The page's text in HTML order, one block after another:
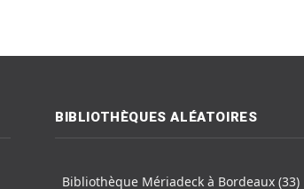
BIBLIOTHÈQUES ALÉATOIRES
Bibliothèque Mériadeck à Bordeaux (33)